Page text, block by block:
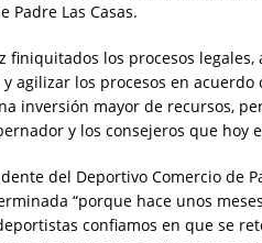
Padre Las Casas.
finiquitados los procesos
agilizar los procesos en
inversión mayor de recursos,
y los consejeros que hoy
del Deportivo Comercio de
“porque hace unos
confiamos en que se